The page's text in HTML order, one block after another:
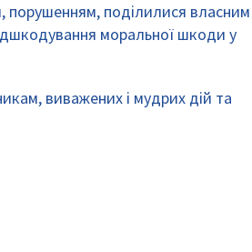
порушенням, поділилися власним
моральної шкоди у
виважених і мудрих дій та